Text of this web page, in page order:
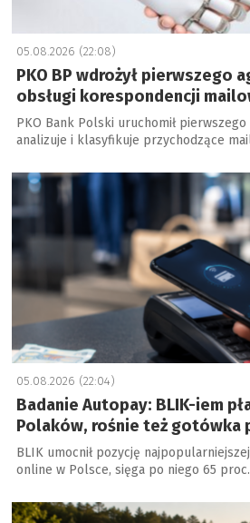
05.08.2026 (22:08)
PKO BP wdrożył pierwszego
obsługi korespondencji
PKO Bank Polski uruchomił
analizuje i klasyfikuje przychodzące
a
05.08.2026 (22:04)
Badanie Autopay: BLIK-iem
Polaków, rośnie też gotówka
BLIK umocnił pozycję
online w Polsce, sięga po niego 65
a